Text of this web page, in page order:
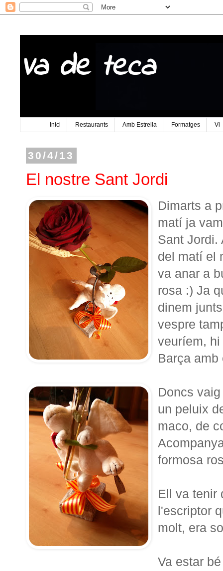
Va de teca
Inici Restaurants Amb Estrella Formatges Vi
30/4/13
El nostre Sant Jordi
Dimarts a
matí ja
Sant Jordi.
del matí el
va anar a
rosa :) Ja
dinem
vespre
veuríem,
Barça
Doncs
un peluix
maco, de
formosa
Ell va tenir
l'escriptor
molt, era
Va estar